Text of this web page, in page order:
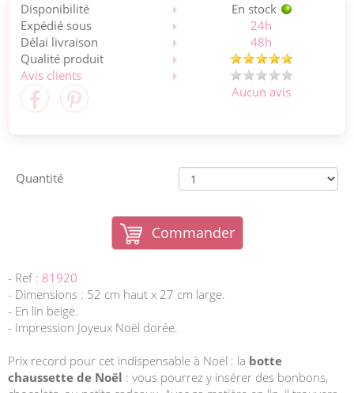
Disponibilité
En stock
Expédié sous
24h
Délai livraison
48h
Qualité produit
Avis clients
Aucun avis
Quantité
Commander
- Ref : 81920
- Dimensions : 52 cm haut x 27 cm large.
- En lin beige.
- Impression Joyeux Noël dorée.
Prix record pour cet indispensable à Noël : la botte
chaussette de Noël : vous pourrez y insérer des bonbons,